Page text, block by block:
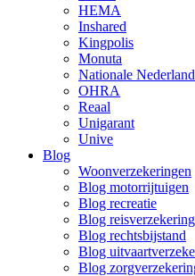
HEMA
Inshared
Kingpolis
Monuta
Nationale
OHRA
Reaal
Unigarant
Unive
Blog
Woonverzekeringen
Blog motorrijtuigen
Blog recreatie
Blog
Blog rechtsbijstand
Blog
Blog